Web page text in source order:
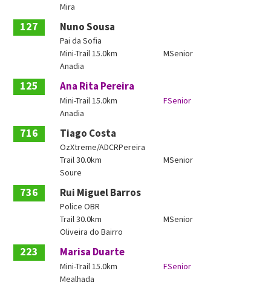
Mira
127 Nuno Sousa
Pai da Sofia
Mini-Trail 15.0km
MSenior
Anadia
125 Ana Rita Pereira
Mini-Trail 15.0km
FSenior
Anadia
716 Tiago Costa
OzXtreme/ADCRPereira
Trail 30.0km
MSenior
Soure
736 Rui Miguel Barros
Police OBR
Trail 30.0km
MSenior
Oliveira do Bairro
223 Marisa Duarte
Mini-Trail 15.0km
FSenior
Mealhada